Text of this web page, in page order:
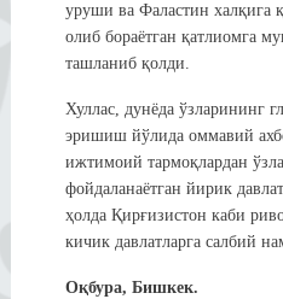
уруши ва Фаластин халқига
олиб бораётган қатлиомга
ташланиб қолди.
Хуллас, дунёда ўзларининг
эришиш йўлида оммавий
ижтимоий тармоқлардан
фойдаланаётган йирик
ҳолда Қирғизистон каби
кичик давлатларга салбий
Оқбура, Бишкек.